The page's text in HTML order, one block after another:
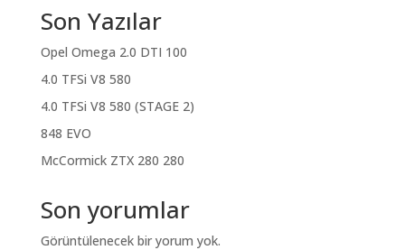
Son Yazılar
Opel Omega 2.0 DTI 100
4.0 TFSi V8 580
4.0 TFSi V8 580 (STAGE 2)
848 EVO
McCormick ZTX 280 280
Son yorumlar
Görüntülenecek bir yorum yok.